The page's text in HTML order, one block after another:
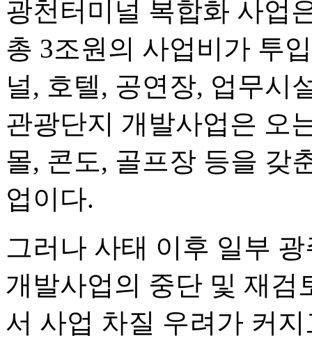
광천터미널 복합화 사업
총 3조원의 사업비가 투
널, 호텔, 공연장, 업무시
관광단지 개발사업은 오
몰, 콘도, 골프장 등을 갖
업이다.
그러나 사태 이후 일부
개발사업의 중단 및 재검
서 사업 차질 우려가 커